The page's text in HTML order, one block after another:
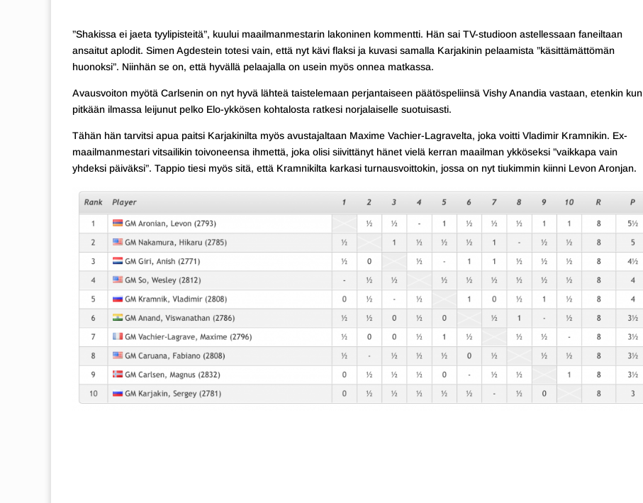
”Shakissa ei jaeta tyylipisteitä”, kuului maailmanmestarin lakoninen kommentti. Hän sai TV-studioon astellessaan faneiltaan
ansaitut aplodit. Simen Agdestein totesi vain, että nyt kävi flaksi ja kuvasi samalla Karjakinin pelaamista ”käsittämättömän
huonoksi”. Niinhän se on, että hyvällä pelaajalla on usein myös onnea matkassa.
Avausvoiton myötä Carlsenin on nyt hyvä lähteä taistelemaan perjantaiseen päätöspeliinsä Vishy Anandia vastaan, etenkin kun
pitkään ilmassa leijunut pelko Elo-ykkösen kohtalosta ratkesi norjalaiselle suotuisasti.
Tähän hän tarvitsi apua paitsi Karjakinilta myös avustajaltaan Maxime Vachier-Lagravelta, joka voitti Vladimir Kramnikin. Ex-
maailmanmestari vitsailikin toivoneensa ihmettä, joka olisi siivittänyt hänet vielä kerran maailman ykköseksi ”vaikkapa vain
yhdeksi päiväksi”. Tappio tiesi myös sitä, että Kramnikilta karkasi turnausvoittokin, jossa on nyt tiukimmin kiinni Levon Aronjan.